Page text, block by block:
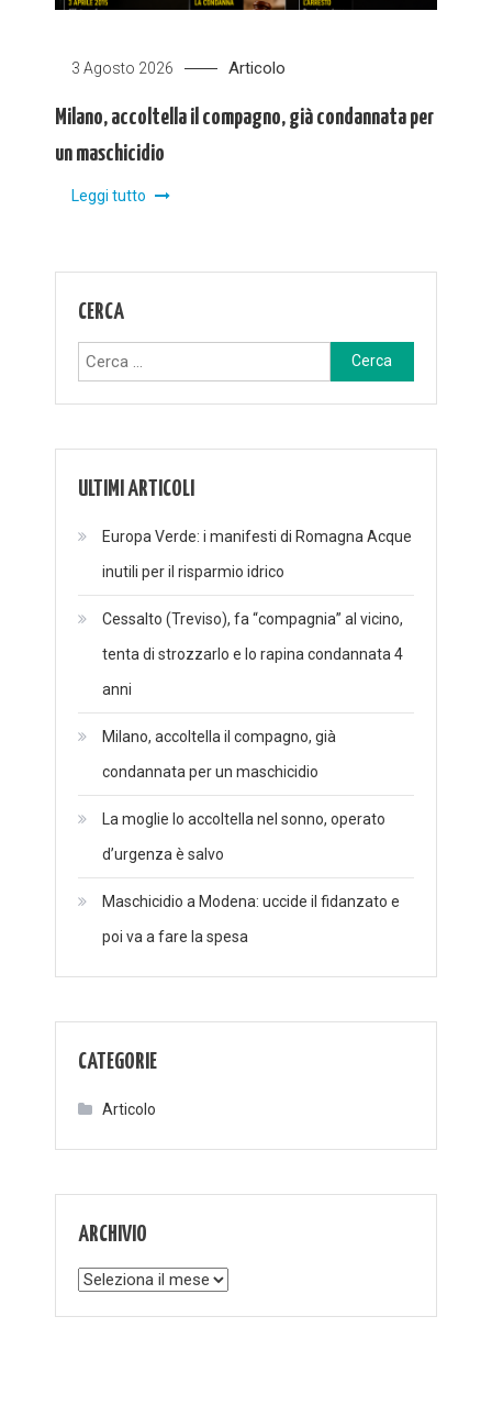
3 Agosto 2026 Articolo
Milano, accoltella il compagno, già condannata per
un maschicidio
Leggi tutto
CERCA
Ricerca
per:
ULTIMI ARTICOLI
Europa Verde: i manifesti di Romagna Acque
inutili per il risparmio idrico
Cessalto (Treviso), fa “compagnia” al vicino,
tenta di strozzarlo e lo rapina condannata 4
anni
Milano, accoltella il compagno, già
condannata per un maschicidio
La moglie lo accoltella nel sonno, operato
d’urgenza è salvo
Maschicidio a Modena: uccide il fidanzato e
poi va a fare la spesa
CATEGORIE
Articolo
ARCHIVIO
Archivio